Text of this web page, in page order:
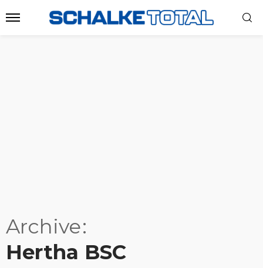
Archive
Hertha BSC